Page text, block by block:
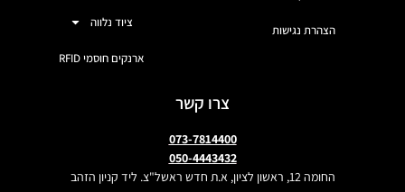
הצהרת נגישות
ציוד נלווה
ארנקים חוסמי RFID
צרו קשר
073-7814400
050-4443432
החומה 12, ראשון לציון, א.ת חדש ראשל"צ. ליד קניון הזהב